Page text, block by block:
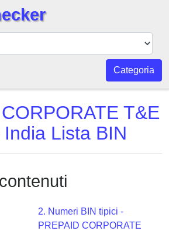
Categoria
T&E
Lista BIN
2. Numeri BIN tipici -
PREPAID CORPORATE